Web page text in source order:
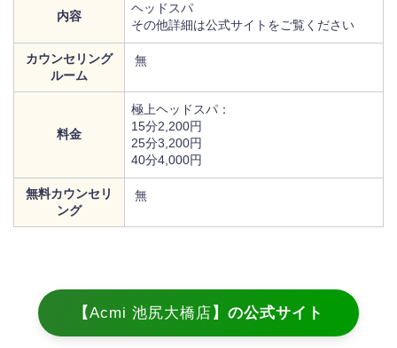
内容
ヘッドスパ
その他詳細は公式サイトをご覧ください
カウンセリング
ルーム
無
料金
極上ヘッドスパ：
15分2,200円
25分3,200円
40分4,000円
無料カウンセリ
ング
無
【Acmi 池尻大橋店 】の公式サイト